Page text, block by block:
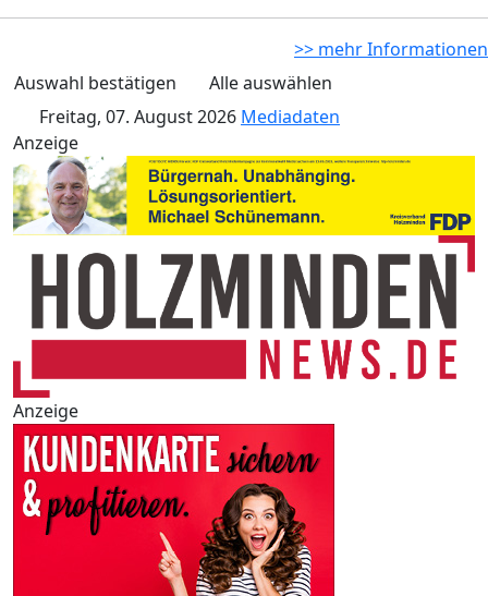
>> mehr Informationen
Auswahl bestätigen
Alle auswählen
Freitag, 07. August 2026 Mediadaten
Anzeige
Anzeige